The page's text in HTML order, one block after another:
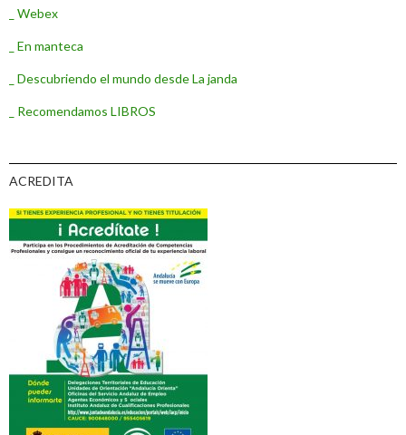
_ Webex
_ En manteca
_ Descubriendo el mundo desde La janda
_ Recomendamos LIBROS
ACREDITA